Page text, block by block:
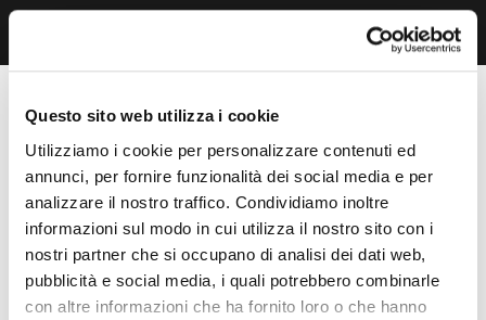
Questo sito web utilizza i cookie
Utilizziamo i cookie per personalizzare contenuti ed
annunci, per fornire funzionalità dei social media e per
analizzare il nostro traffico. Condividiamo inoltre
informazioni sul modo in cui utilizza il nostro sito con i
nostri partner che si occupano di analisi dei dati web,
pubblicità e social media, i quali potrebbero combinarle
con altre informazioni che ha fornito loro o che hanno